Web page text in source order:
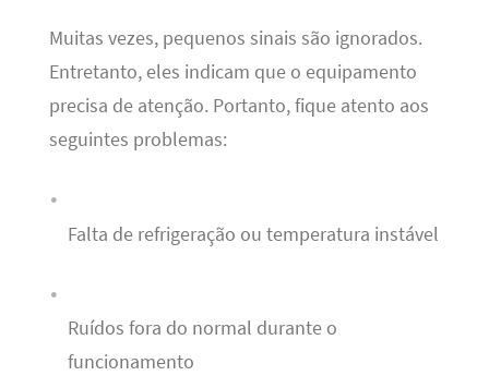
Muitas vezes, pequenos sinais são ignorados.
Entretanto, eles indicam que o equipamento
precisa de atenção. Portanto, fique atento aos
seguintes problemas:
Falta de refrigeração ou temperatura instável
Ruídos fora do normal durante o
funcionamento